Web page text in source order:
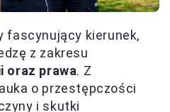
fascynujący kierunek,
z zakresu
oraz prawa. Z
o przestępczości
i skutki